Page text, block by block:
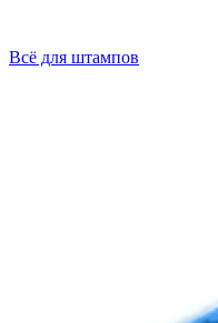
Всё для штампов